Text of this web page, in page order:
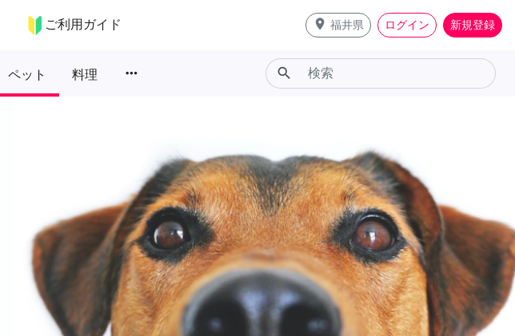
ご利用ガイド place 福井県 ログイン 新規登録
ペット 料理 more_horiz search